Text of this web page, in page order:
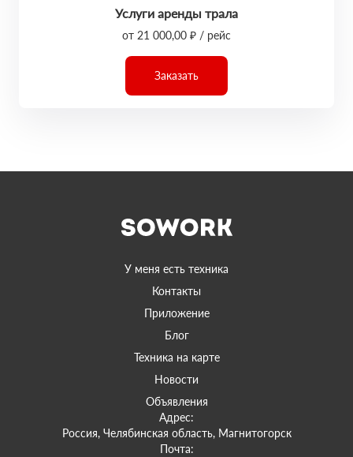
Услуги аренды трала
от 21 000,00 ₽ / рейс
Заказать
У меня есть техника
Контакты
Приложение
Блог
Техника на карте
Новости
Объявления
Адрес:
Россия, Челябинская область, Магнитогорск
Почта: